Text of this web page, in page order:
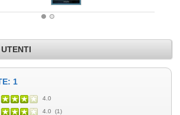
1
4.0
4.0 (1)